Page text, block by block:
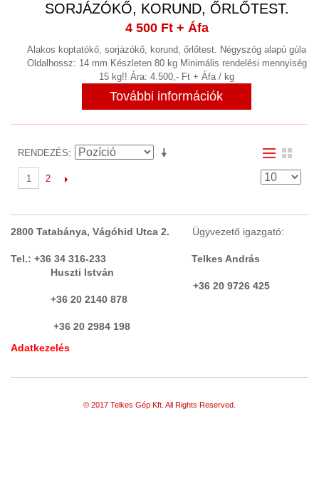
SORJÁZÓKŐ, KORUND, ŐRLŐTEST.
4 500 Ft+ Áfa
Alakos koptatókő, sorjázókő, korund, őrlőtest. Négyszög alapú gúla
Oldalhossz: 14 mm Készleten 80 kg Minimális rendelési mennyiség
15 kg!! Ára: 4.500,- Ft + Áfa / kg
További információk
RENDEZÉS
1 2
2800 Tatabánya, Vágóhid Utca 2. Ügyvezető igazgató:
Tel.: +36 34 316-233 Telkes András
Huszti István
+36 20 9726 425
+36 20 2140 878
+36 20 2984 198
Adatkezelés
© 2017 Telkes Gép Kft. All Rights Reserved.